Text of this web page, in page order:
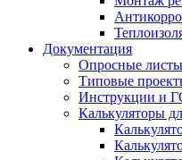
Документация
Опросные листы
Типовые
Инструкции и
Калькуляторы